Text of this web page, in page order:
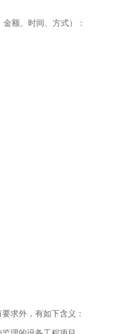
额、时间、方式）：
求外，有如下含义：